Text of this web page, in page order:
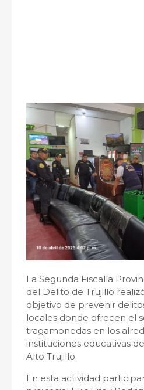
La Segunda Fiscalía
del Delito de Trujillo
objetivo de prevenir
locales donde ofrecen el
tragamonedas en los
instituciones educativas
Alto Trujillo.
En esta actividad